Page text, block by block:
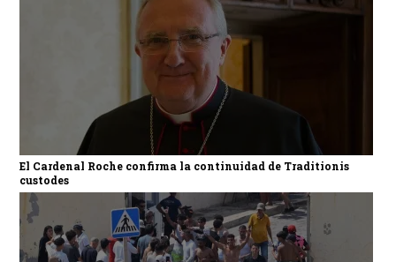
El Cardenal Roche confirma la continuidad de Traditionis
custodes